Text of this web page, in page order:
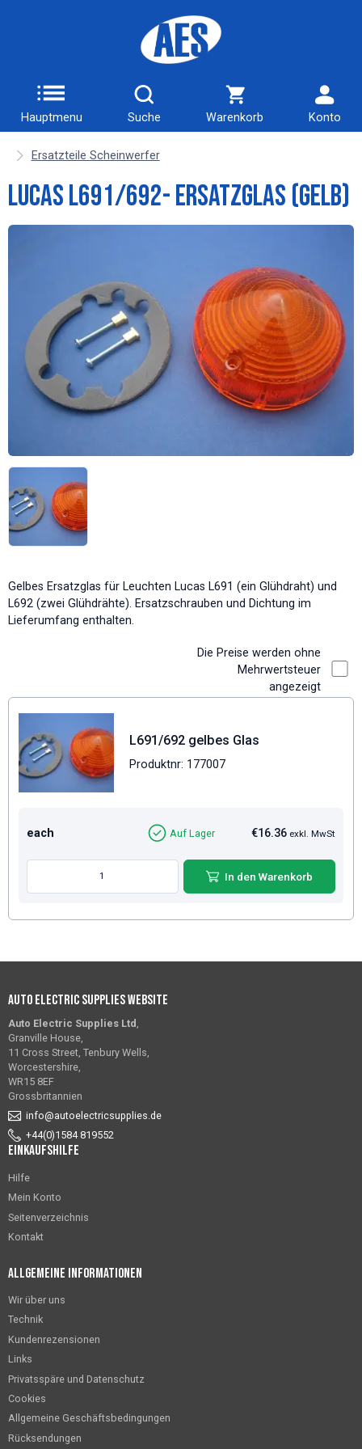
Hauptmenu Suche Warenkorb Konto
Ersatzteile Scheinwerfer
Lucas L691/692- Ersatzglas (gelb)
Gelbes Ersatzglas für Leuchten Lucas L691 (ein Glühdraht) und
L692 (zwei Glühdrähte). Ersatzschrauben und Dichtung im
Lieferumfang enthalten.
Die Preise werden ohne
Mehrwertsteuer
angezeigt
L691/692 gelbes Glas
Produktnr: 177007
each €16.36 exkl. MwSt
Auf Lager
In den Warenkorb
Auto Electric Supplies Website
Auto Electric Supplies Ltd
Granville House,
11 Cross Street, Tenbury Wells,
Worcestershire,
WR15 8EF
Grossbritannien
info@autoelectricsupplies.de
+44(0)1584 819552
Einkaufshilfe
Hilfe
Mein Konto
Seitenverzeichnis
Kontakt
Allgemeine Informationen
Wir über uns
Technik
Kundenrezensionen
Links
Privatsspäre und Datenschutz
Cookies
Allgemeine Geschäftsbedingungen
Rücksendungen